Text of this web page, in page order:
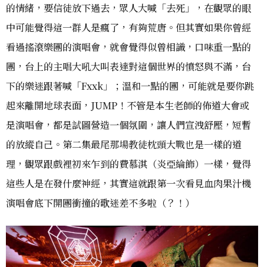
的情緒，要信徒放下過去，眾人大喊「去死」，在觀眾的眼
中可能覺得這一群人是瘋了，有夠荒唐。但其實如果你曾經
看過搖滾樂團的演唱會，就會覺得似曾相識，口味重一點的
團，台上的主唱大吼大叫表達對這個世界的憤怒與不滿，台
下的樂迷跟著喊「Fxxk」；溫和一點的團，可能就是要你跳
起來離開地球表面，JUMP！不管是本生老師的佈道大會或
是演唱會，都是試圖營造一個氛圍，讓人們宣洩舒壓，短暫
的放縱自己。第二集最尾那場教徒枕頭大戰也是一樣的道
理，觀眾跟戲裡初來乍到的費慕淇（炎亞綸飾）一樣，覺得
這些人是在發什麼神經，其實這就跟第一次看見血肉果汁機
演唱會底下開團衝撞的歌迷差不多啦（？！）